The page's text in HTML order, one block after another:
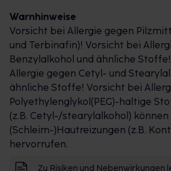
Warnhinweise
Vorsicht bei Allergie gegen
und Terbinafin)! Vorsicht bei
Benzylalkohol und ähnliche
Allergie gegen Cetyl- und
ähnliche Stoffe! Vorsicht bei
Polyethylenglykol(PEG)-haltige
(z.B. Cetyl-/stearylalkohol) können
(Schleim-)Hautreizungen (z.B.
hervorrufen.
Zu Risiken und Nebenwirkungen